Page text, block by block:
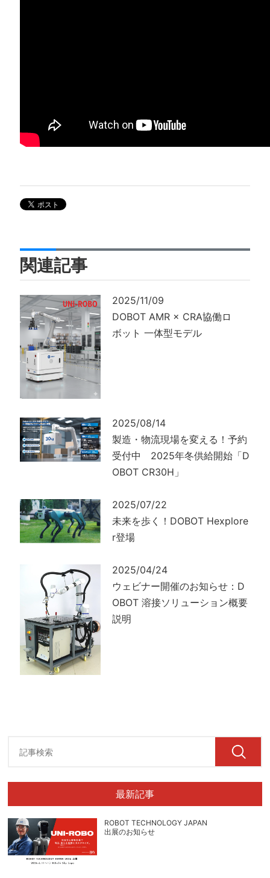
関連記事
2025/11/09
DOBOT AMR × CRA協働ロ
ボット 一体型モデル
2025/08/14
製造・物流現場を変える！予約
受付中 2025年冬供給開始「D
OBOT CR30H」
2025/07/22
未来を歩く！DOBOT Hexplore
r登場
2025/04/24
ウェビナー開催のお知らせ：D
OBOT 溶接ソリューション概要
説明
最新記事
ROBOT TECHNOLOGY JAPAN
出展のお知らせ